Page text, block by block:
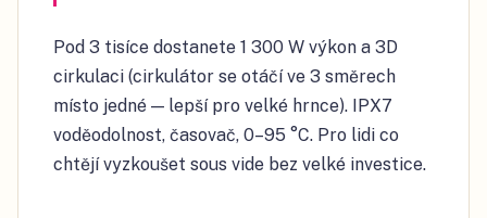
Pod 3 tisíce dostanete 1 300 W výkon a 3D
cirkulaci (cirkulátor se otáčí ve 3 směrech
místo jedné — lepší pro velké hrnce). IPX7
voděodolnost, časovač, 0–95 °C. Pro lidi co
chtějí vyzkoušet sous vide bez velké investice.